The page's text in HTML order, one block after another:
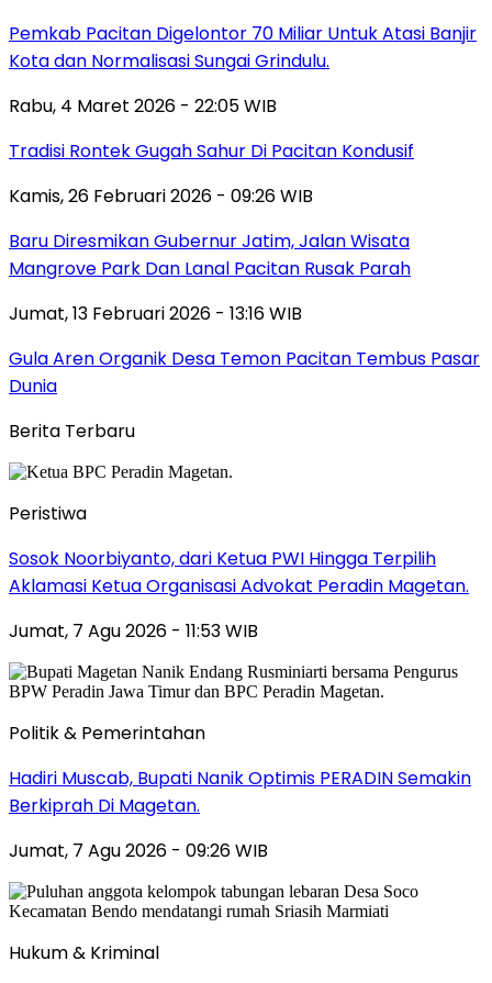
Pemkab Pacitan Digelontor 70 Miliar Untuk Atasi Banjir
Kota dan Normalisasi Sungai Grindulu.
Rabu, 4 Maret 2026 - 22:05 WIB
Tradisi Rontek Gugah Sahur Di Pacitan Kondusif
Kamis, 26 Februari 2026 - 09:26 WIB
Baru Diresmikan Gubernur Jatim, Jalan Wisata
Mangrove Park Dan Lanal Pacitan Rusak Parah
Jumat, 13 Februari 2026 - 13:16 WIB
Gula Aren Organik Desa Temon Pacitan Tembus Pasar
Dunia
Berita Terbaru
Peristiwa
Sosok Noorbiyanto, dari Ketua PWI Hingga Terpilih
Aklamasi Ketua Organisasi Advokat Peradin Magetan.
Jumat, 7 Agu 2026 - 11:53 WIB
Politik & Pemerintahan
Hadiri Muscab, Bupati Nanik Optimis PERADIN Semakin
Berkiprah Di Magetan.
Jumat, 7 Agu 2026 - 09:26 WIB
Hukum & Kriminal